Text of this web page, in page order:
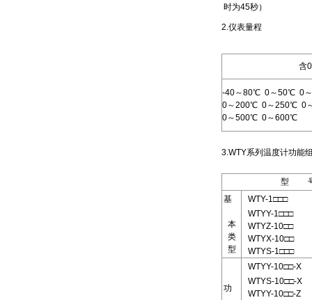
时为45秒）
2.仪表量程
含
-40～80℃ 0～50℃ 0
0～200℃ 0～250℃ 0
0～500℃ 0～600℃
3.WTY系列温度计功能
型
基
本
类
型
WTY-1□□□
WTYY-1□□□
WTYZ-10□□
WTYX-10□□
WTYS-1□□□
功
WTYY-10□□-X
WTYS-10□□-X
WTYY-10□□-Z